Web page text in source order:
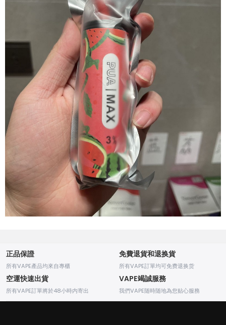
正品保證
所有VAPE產品均來自專櫃
免費退貨和退换貨
所有VAPE訂單均可免费退换货
空運快速出貨
所有VAPE訂單將於48小時内寄出
VAPE竭誠服務
我們VAPE随時随地為您贴心服務